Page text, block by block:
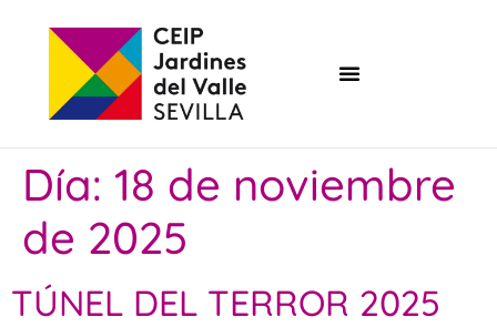
Día: 18 de noviembre
de 2025
TÚNEL DEL TERROR 2025